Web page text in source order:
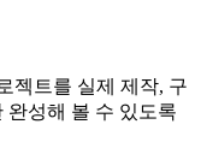
젝트를 실제 제작, 구
완성해 볼 수 있도록